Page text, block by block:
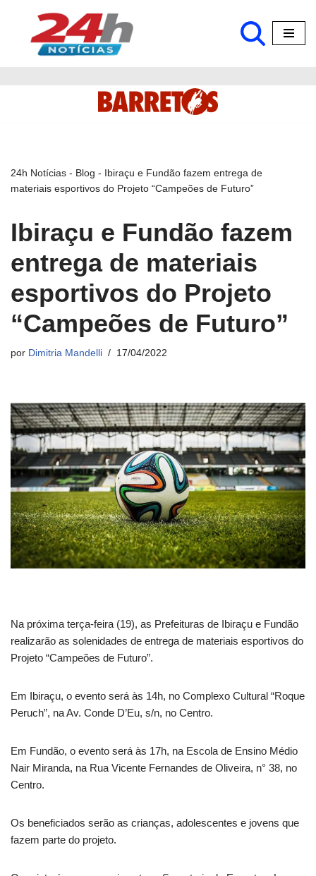
Pular
24h Notícias - Blog - Ibiraçu e Fundão fazem entrega de
materiais esportivos do Projeto “Campeões de Futuro”
Ibiraçu e Fundão fazem
entrega de materiais
esportivos do Projeto
“Campeões de Futuro”
por Dimitria Mandelli 17/04/2022
Na próxima terça-feira (19), as Prefeituras de Ibiraçu e Fundão
realizarão as solenidades de entrega de materiais esportivos do
Projeto “Campeões de Futuro”.
Em Ibiraçu, o evento será às 14h, no Complexo Cultural “Roque
Peruch”, na Av. Conde D’Eu, s/n, no Centro.
Em Fundão, o evento será às 17h, na Escola de Ensino Médio
Nair Miranda, na Rua Vicente Fernandes de Oliveira, n° 38, no
Centro.
Os beneficiados serão as crianças, adolescentes e jovens que
fazem parte do projeto.